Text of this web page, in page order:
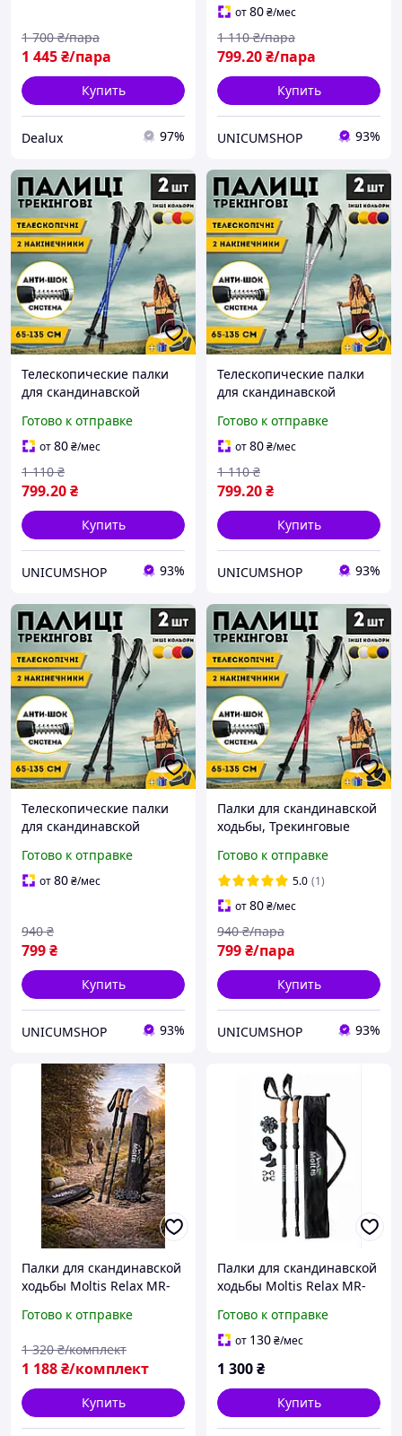
1 445₴/пара
1 700 ₴/пара
Купить
Dealux 97%
от80₴/мес
799.20₴/пара
1 110 ₴/пара
Купить
UNICUMSHOP 93%
Телескопические палки
для скандинавской
треккинга скандинавские
2 шт ENERGIA Синий
3924-1
Готово к отправке
от80₴/мес
799.20₴
1 110 ₴
Купить
UNICUMSHOP 93%
Телескопические палки
для скандинавской
треккинга скандинавские
2 шт ENERGIA серые
3924-1
Готово к отправке
от80₴/мес
799.20₴
1 110 ₴
Купить
UNICUMSHOP 93%
Телескопические палки
для скандинавской
треккинга скандинавские
2 шт ENERGIA Черный
Готово к отправке
от80₴/мес
799₴
940 ₴
Купить
UNICUMSHOP 93%
Палки для скандинавской
ходьбы, Трекинговые
Туристические палки
Hechpro красные 3924-1
Готово к отправке
5.0 (1)
от80₴/мес
799₴/пара
940 ₴/пара
Купить
UNICUMSHOP 93%
Палки для скандинавской
ходьбы Moltis Relax MR-
и чехлом
Готово к отправке
1 188₴/комплект
1 320 ₴/комплект
Купить
Палки для скандинавской
ходьбы Moltis Relax MR-
и чехлом,
противоударные 10025
Готово к отправке
от 130₴/мес
1 300₴
Купить